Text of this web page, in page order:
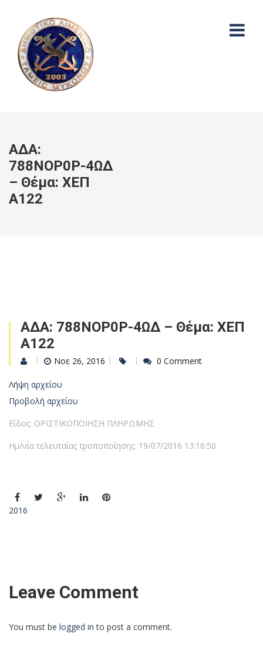
ΑΔΑ:
788ΝΟΡ0Ρ-4ΩΔ
– Θέμα: ΧΕΠ
Α122
ΑΔΑ: 788ΝΟΡ0Ρ-4ΩΔ – Θέμα: ΧΕΠ
Α122
Νοε 26, 2016 0 Comment
Λήψη αρχείου
Προβολή αρχείου
Είδος: ΟΡΙΣΤΙΚΟΠΟΙΗΣΗ ΠΛΗΡΩΜΗΣ
Ημ/νία τελευταίας τροποποίησης: 19/07/2016 13:16:50
2016
Leave Comment
You must be logged in to post a comment.